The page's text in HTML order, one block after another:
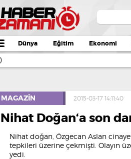
Dünya Eğitim Ekonomi
MAGAZIN 2015-03-17 14:11:40
Nihat Doğan‘a son
Nihat doğan, Özgecan Aslan
tepkileri üzerine çekmişti. Olayın
yedi.